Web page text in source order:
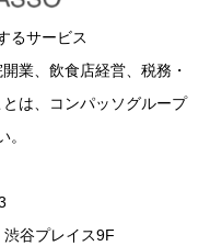
るサービス
業、飲食店経営、税務・
は、コンパッソグループ
。
谷プレイス9F